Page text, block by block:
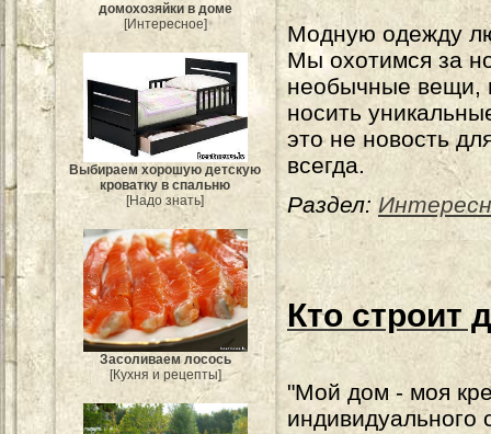
домохозяйки в доме
[Интересное]
Выбираем хорошую детскую
кроватку в спальню
[Надо знать]
Засоливаем лосось
[Кухня и рецепты]
Модную одежду
Мы охотимся за
необычные вещи,
носить
это не новость
всегда.
Раздел:
Кто строит
"Мой дом - моя
индивидуального